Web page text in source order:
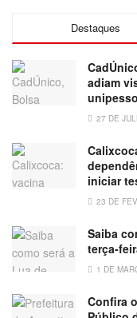
Destaques
adiam
27 DE
iniciar
23 DE
Saiba
terça-
1 DE
Confira